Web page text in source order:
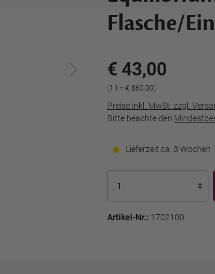
Flasche/
€ 43,00
(1 l = € 860,00)
Preise inkl. MwSt. zzgl.
Bitte beachte den
Lieferzeit ca. 3 Wochen
Artikel-Nr.: 1702100